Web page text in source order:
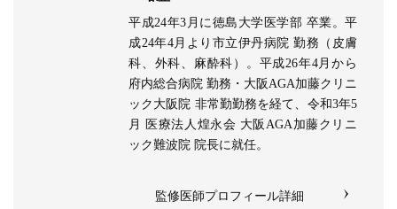
平成24年3月に徳島大学医学部 卒業。平
成24年4月より市立伊丹病院 勤務（皮膚
科、外科、麻酔科）。平成26年4月から
府内総合病院 勤務・大阪AGA加藤クリニ
ック大阪院 非常勤勤務を経て、令和3年5
月 医療法⼈煌永会 大阪AGA加藤クリニ
ック難波院 院長に就任。
監修医師プロフィール詳細